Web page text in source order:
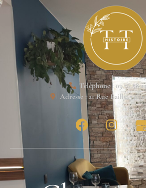
Téléphone : 03 56 58
Adresse : 21 Rue Bailly,